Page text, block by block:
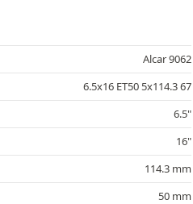
Alcar 9062
6.5x16 ET50 5x114.3 67
6.5"
16"
114.3 mm
50 mm